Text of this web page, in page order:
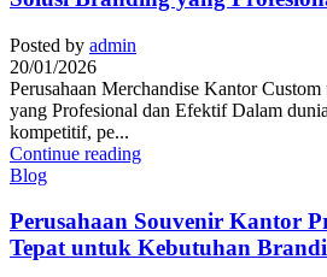
Posted by admin
20/01/2026
Perusahaan Merchandise Kantor
yang Profesional dan Efektif Dalam
kompetitif, pe...
Continue reading
Blog
Perusahaan Souvenir Kantor
Tepat untuk Kebutuhan